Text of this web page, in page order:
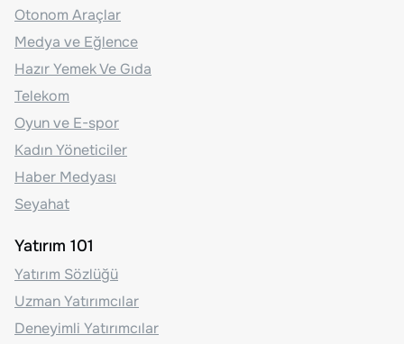
Otonom Araçlar
Medya ve Eğlence
Hazır Yemek Ve Gıda
Telekom
Oyun ve E-spor
Kadın Yöneticiler
Haber Medyası
Seyahat
Yatırım 101
Yatırım Sözlüğü
Uzman Yatırımcılar
Deneyimli Yatırımcılar